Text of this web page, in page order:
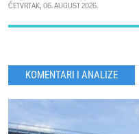
ČETVRTAK, 06. AUGUST 2026.
KOMENTARI I ANALIZE